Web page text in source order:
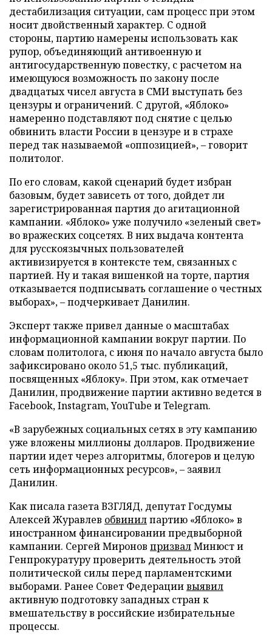
дестабилизация ситуации, сам процесс при этом
носит двойственный характер. С одной
стороны, партию намерены использовать как
рупор, объединяющий антивоенную и
антигосударственную повестку, с расчетом на
имеющуюся возможность по закону после
двадцатых чисел августа в СМИ выступать без
цензуры и ограничений. С другой, «Яблоко»
намеренно подставляют под снятие с целью
обвинить власти России в цензуре и в страхе
перед так называемой «оппозицией», – говорит
политолог.
По его словам, какой сценарий будет избран
базовым, будет зависеть от того, дойдет ли
зарегистрированная партия до агитационной
кампании. «Яблоко» уже получило «зеленый свет»
во вражеских соцсетях. В них выдача контента
для русскоязычных пользователей
активизируется в контексте тем, связанных с
партией. Ну и такая вишенкой на торте, партия
отказывается подписывать соглашение о честных
выборах», – подчеркивает Данилин.
Эксперт также привел данные о масштабах
информационной кампании вокруг партии. По
словам политолога, с июня по начало августа было
зафиксировано около 51,5 тыс. публикаций,
посвященных «Яблоку». При этом, как отмечает
Данилин, продвижение партии активно ведется в
Facebook, Instagram, YouTube и Telegram.
«В зарубежных социальных сетях в эту кампанию
уже вложены миллионы долларов. Продвижение
партии идет через алгоритмы, блогеров и целую
сеть информационных ресурсов», – заявил
Данилин.
Как писала газета ВЗГЛЯД, депутат Госдумы
Алексей Журавлев обвинилпартию «Яблоко» в
иностранном финансировании предвыборной
кампании. Сергей Миронов призвалМинюст и
Генпрокуратуру проверить деятельность этой
политической силы перед парламентскими
выборами. Ранее Совет Федерациивыявил
активную подготовку западных стран к
вмешательству в российские избирательные
процессы.